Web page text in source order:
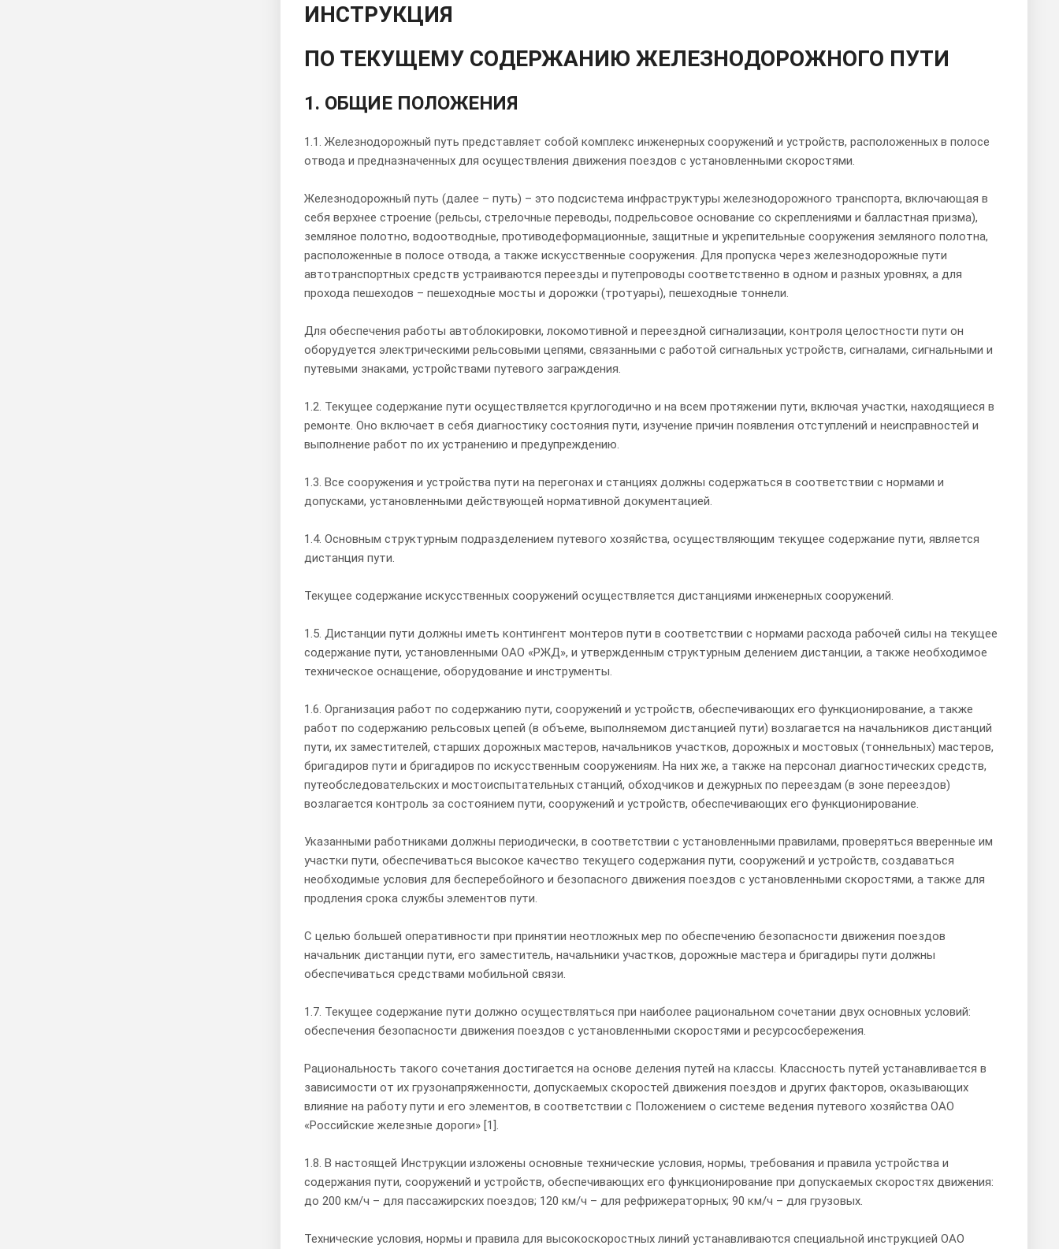
ИНСТРУКЦИЯ
ПО ТЕКУЩЕМУ СОДЕРЖАНИЮ ЖЕЛЕЗНОДОРОЖНОГО ПУТИ
1. ОБЩИЕ ПОЛОЖЕНИЯ
1.1. Железнодорожный путь представляет собой комплекс инженерных сооружений и устройств, расположенных в полосе
отвода и предназначенных для осуществления движения поездов с установленными скоростями.
Железнодорожный путь (далее – путь) – это подсистема инфраструктуры железнодорожного транспорта, включающая в
себя верхнее строение (рельсы, стрелочные переводы, подрельсовое основание со скреплениями и балластная призма),
земляное полотно, водоотводные, противодеформационные, защитные и укрепительные сооружения земляного полотна,
расположенные в полосе отвода, а также искусственные сооружения. Для пропуска через железнодорожные пути
автотранспортных средств устраиваются переезды и путепроводы соответственно в одном и разных уровнях, а для
прохода пешеходов – пешеходные мосты и дорожки (тротуары), пешеходные тоннели.
Для обеспечения работы автоблокировки, локомотивной и переездной сигнализации, контроля целостности пути он
оборудуется электрическими рельсовыми цепями, связанными с работой сигнальных устройств, сигналами, сигнальными и
путевыми знаками, устройствами путевого заграждения.
1.2. Текущее содержание пути осуществляется круглогодично и на всем протяжении пути, включая участки, находящиеся в
ремонте. Оно включает в себя диагностику состояния пути, изучение причин появления отступлений и неисправностей и
выполнение работ по их устранению и предупреждению.
1.3. Все сооружения и устройства пути на перегонах и станциях должны содержаться в соответствии с нормами и
допусками, установленными действующей нормативной документацией.
1.4. Основным структурным подразделением путевого хозяйства, осуществляющим текущее содержание пути, является
дистанция пути.
Текущее содержание искусственных сооружений осуществляется дистанциями инженерных сооружений.
1.5. Дистанции пути должны иметь контингент монтеров пути в соответствии с нормами расхода рабочей силы на текущее
содержание пути, установленными ОАО «РЖД», и утвержденным структурным делением дистанции, а также необходимое
техническое оснащение, оборудование и инструменты.
1.6. Организация работ по содержанию пути, сооружений и устройств, обеспечивающих его функционирование, а также
работ по содержанию рельсовых цепей (в объеме, выполняемом дистанцией пути) возлагается на начальников дистанций
пути, их заместителей, старших дорожных мастеров, начальников участков, дорожных и мостовых (тоннельных) мастеров,
бригадиров пути и бригадиров по искусственным сооружениям. На них же, а также на персонал диагностических средств,
путеобследовательских и мостоиспытательных станций, обходчиков и дежурных по переездам (в зоне переездов)
возлагается контроль за состоянием пути, сооружений и устройств, обеспечивающих его функционирование.
Указанными работниками должны периодически, в соответствии с установленными правилами, проверяться вверенные им
участки пути, обеспечиваться высокое качество текущего содержания пути, сооружений и устройств, создаваться
необходимые условия для бесперебойного и безопасного движения поездов с установленными скоростями, а также для
продления срока службы элементов пути.
С целью большей оперативности при принятии неотложных мер по обеспечению безопасности движения поездов
начальник дистанции пути, его заместитель, начальники участков, дорожные мастера и бригадиры пути должны
обеспечиваться средствами мобильной связи.
1.7. Текущее содержание пути должно осуществляться при наиболее рациональном сочетании двух основных условий:
обеспечения безопасности движения поездов с установленными скоростями и ресурсосбережения.
Рациональность такого сочетания достигается на основе деления путей на классы. Классность путей устанавливается в
зависимости от их грузонапряженности, допускаемых скоростей движения поездов и других факторов, оказывающих
влияние на работу пути и его элементов, в соответствии с Положением о системе ведения путевого хозяйства ОАО
«Российские железные дороги» [1].
1.8. В настоящей Инструкции изложены основные технические условия, нормы, требования и правила устройства и
содержания пути, сооружений и устройств, обеспечивающих его функционирование при допускаемых скоростях движения:
до 200 км/ч – для пассажирских поездов; 120 км/ч – для рефрижераторных; 90 км/ч – для грузовых.
Технические условия, нормы и правила для высокоскоростных линий устанавливаются специальной инструкцией ОАО